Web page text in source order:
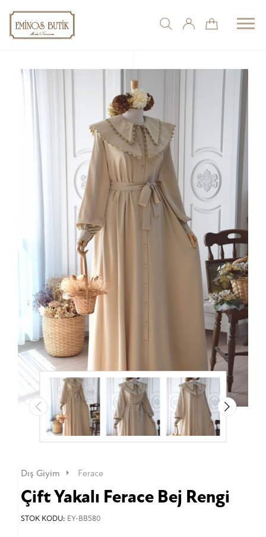
Dış Giyim Ferace
Çift Yakalı Ferace Bej Rengi
STOK KODU: EY-BB580